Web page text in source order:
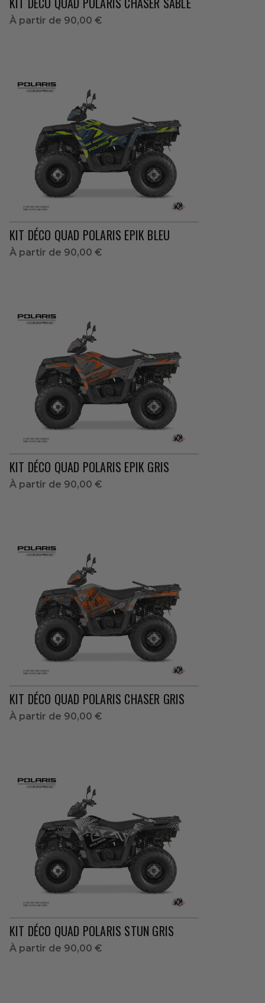
À partir de 90,00 €
KIT DÉCO QUAD POLARIS EPIK BLEU
À partir de 90,00 €
KIT DÉCO QUAD POLARIS EPIK GRIS
À partir de 90,00 €
KIT DÉCO QUAD POLARIS CHASER GRIS
À partir de 90,00 €
KIT DÉCO QUAD POLARIS STUN GRIS
À partir de 90,00 €